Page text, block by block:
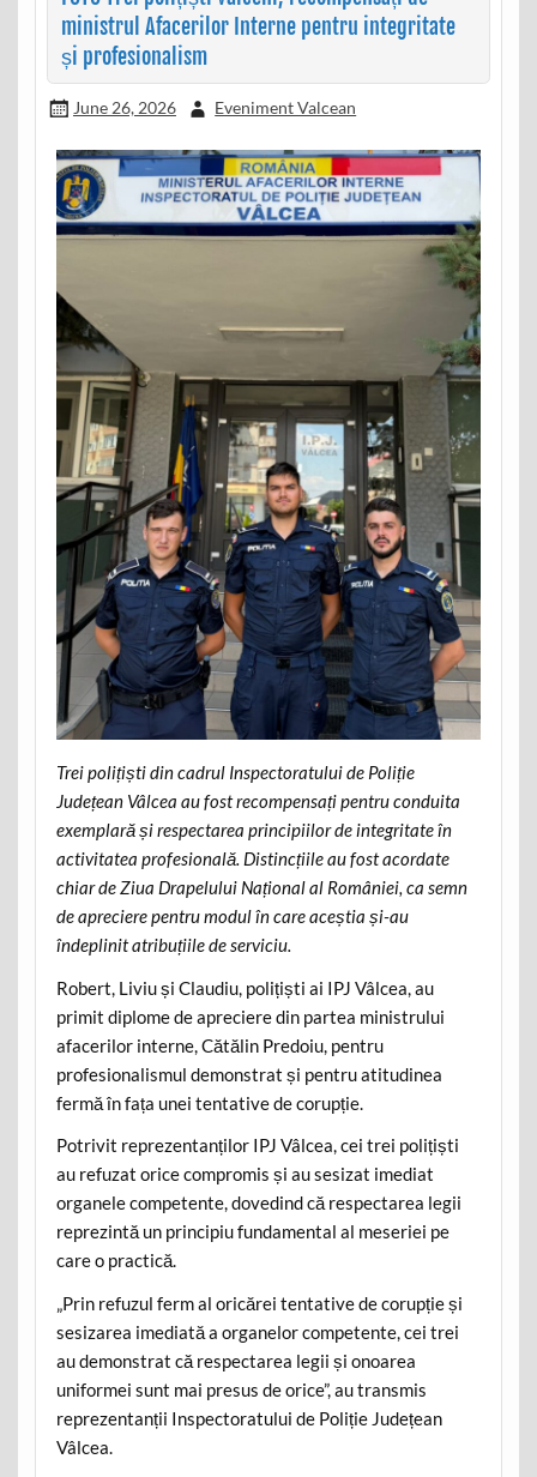
ministrul Afacerilor Interne pentru integritate
și profesionalism
June 26, 2026 Eveniment Valcean
Trei polițiști din cadrul Inspectoratului de Poliție
Județean Vâlcea au fost recompensați pentru conduita
exemplară și respectarea principiilor de integritate în
activitatea profesională. Distincțiile au fost acordate
chiar de Ziua Drapelului Național al României, ca semn
de apreciere pentru modul în care aceștia și-au
îndeplinit atribuțiile de serviciu.
Robert, Liviu și Claudiu, polițiști ai IPJ Vâlcea, au
primit diplome de apreciere din partea ministrului
afacerilor interne, Cătălin Predoiu, pentru
profesionalismul demonstrat și pentru atitudinea
fermă în fața unei tentative de corupție.
Potrivit reprezentanților IPJ Vâlcea, cei trei polițiști
au refuzat orice compromis și au sesizat imediat
organele competente, dovedind că respectarea legii
reprezintă un principiu fundamental al meseriei pe
care o practică.
„Prin refuzul ferm al oricărei tentative de corupție și
sesizarea imediată a organelor competente, cei trei
au demonstrat că respectarea legii și onoarea
uniformei sunt mai presus de orice”, au transmis
reprezentanții Inspectoratului de Poliție Județean
Vâlcea.